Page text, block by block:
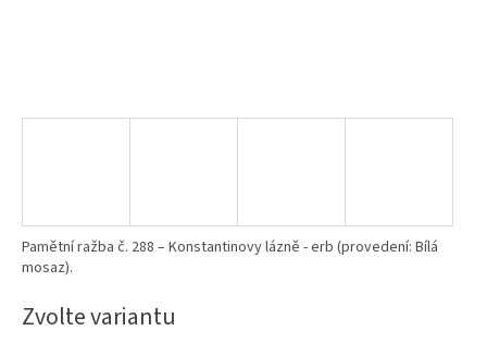
Zvolte variantu
Pamětní ražba č. 288 – Konstantinovy lázně - erb (provedení: Bílá
mosaz).